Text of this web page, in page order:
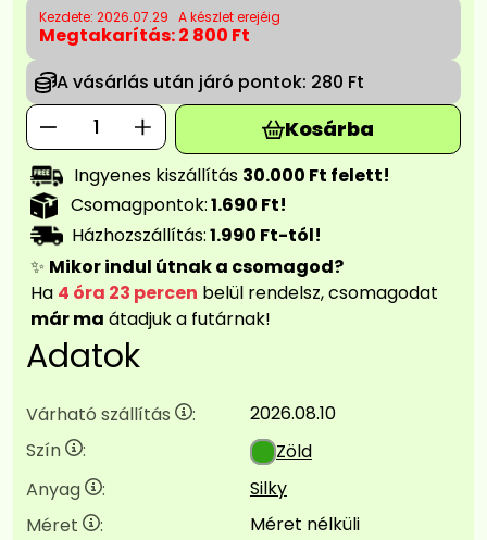
Kezdete: 2026.07.29 A készlet erejéig
Megtakarítás:2 800 Ft
A vásárlás után járó pontok: 280 Ft
Kosárba
Ingyenes kiszállítás 30.000 Ft felett!
Csomagpontok:1.690 Ft!
Házhozszállítás:1.990 Ft-tól!
✨ Mikor indul útnak a csomagod?
Ha 4 óra 23 percen belül rendelsz, csomagodat
már ma átadjuk a futárnak!
Adatok
Várható szállítás :
2026.08.10
Szín
:
Zöld
Anyag
:
Silky
Méret
: Méret nélküli